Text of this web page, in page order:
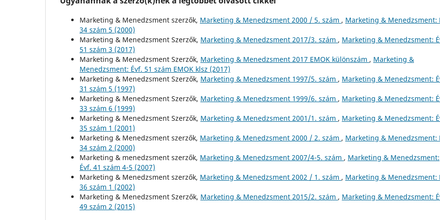
Marketing & Menedzsment szerzők, Marketing & Menedzsment 2000 / 5. szám , Marketing & Menedzsment:
34 szám 5 (2000)
Marketing & Menedzsment Szerzők, Marketing & Menedzsment 2017/3. szám , Marketing & Menedzsment:
51 szám 3 (2017)
Marketing & Menedzsment Szerzők, Marketing & Menedzsment 2017 EMOK különszám , Marketing &
Menedzsment: Évf. 51 szám EMOK klsz (2017)
Marketing & Menedzsment Szerzők, Marketing & Menedzsment 1997/5. szám , Marketing & Menedzsment:
31 szám 5 (1997)
Marketing & Menedzsment Szerzők, Marketing & Menedzsment 1999/6. szám , Marketing & Menedzsment:
33 szám 6 (1999)
Marketing & Menedzsment Szerzők, Marketing & Menedzsment 2001/1. szám , Marketing & Menedzsment:
35 szám 1 (2001)
Marketing & Menedzsment szerzők, Marketing & Menedzsment 2000 / 2. szám , Marketing & Menedzsment:
34 szám 2 (2000)
Marketing & menedzsment szerzők, Marketing & Menedzsment 2007/4-5. szám , Marketing & Menedzsment:
Évf. 41 szám 4-5 (2007)
Marketing & Menedzsment szerzők, Marketing & Menedzsment 2002 / 1. szám , Marketing & Menedzsment:
36 szám 1 (2002)
Marketing & Menedzsment Szerzők, Marketing & Menedzsment 2015/2. szám , Marketing & Menedzsment:
49 szám 2 (2015)